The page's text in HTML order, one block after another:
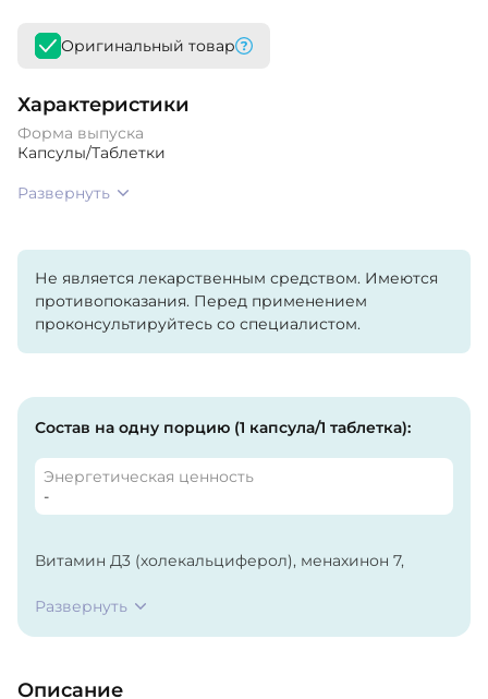
Оригинальный товар
Характеристики
Форма выпуска
Капсулы/Таблетки
Развернуть
Не является лекарственным средством. Имеются
противопоказания. Перед применением
проконсультируйтесь со специалистом.
Состав на одну порцию (1 капсула/1 таблетка):
Энергетическая ценность
-
Витамин Д3 (холекальциферол), менахинон 7,
бесцветные прозрачные (желатин). На
Развернуть
Описание